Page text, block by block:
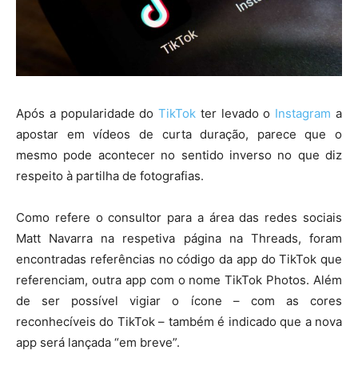
Após a popularidade doTikTok ter levado o Instagram a
apostar em vídeos de curta duração, parece que o
mesmo pode acontecer no sentido inverso no que diz
respeito à partilha de fotografias.
Como refere o consultor para a área das redes sociais
Matt Navarra na respetiva página na Threads, foram
encontradas referências no código da app do TikTok que
referenciam, outra app com o nome TikTok Photos. Além
de ser possível vigiar o ícone – com as cores
reconhecíveis do TikTok – também é indicado que a nova
app será lançada “em breve”.